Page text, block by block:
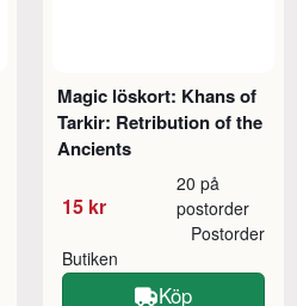
Magic löskort: Khans of
Tarkir: Retribution of the
Ancients
15 kr
20 på
postorder
Butiken
Postorder
Köp